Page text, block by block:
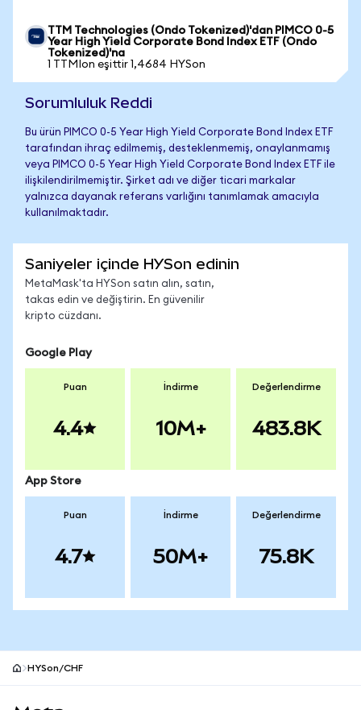
TTM Technologies (Ondo Tokenized)'dan PIMCO 0-5
Year High Yield Corporate Bond Index ETF (Ondo
Tokenized)'na
1 TTMIon eşittir 1,4684 HYSon
Sorumluluk Reddi
Bu ürün PIMCO 0-5 Year High Yield Corporate Bond Index ETF
tarafından ihraç edilmemiş, desteklenmemiş, onaylanmamış
veya PIMCO 0-5 Year High Yield Corporate Bond Index ETF ile
ilişkilendirilmemiştir. Şirket adı ve diğer ticari markalar
yalnızca dayanak referans varlığını tanımlamak amacıyla
kullanılmaktadır.
Saniyeler içinde HYSon edinin
MetaMask'ta HYSon satın alın, satın,
takas edin ve değiştirin. En güvenilir
kripto cüzdanı.
Google Play
Puan
4.4
İndirme
10M+
Değerlendirme
483.8K
App Store
Puan
4.7
İndirme
50M+
Değerlendirme
75.8K
HYSon/CHF